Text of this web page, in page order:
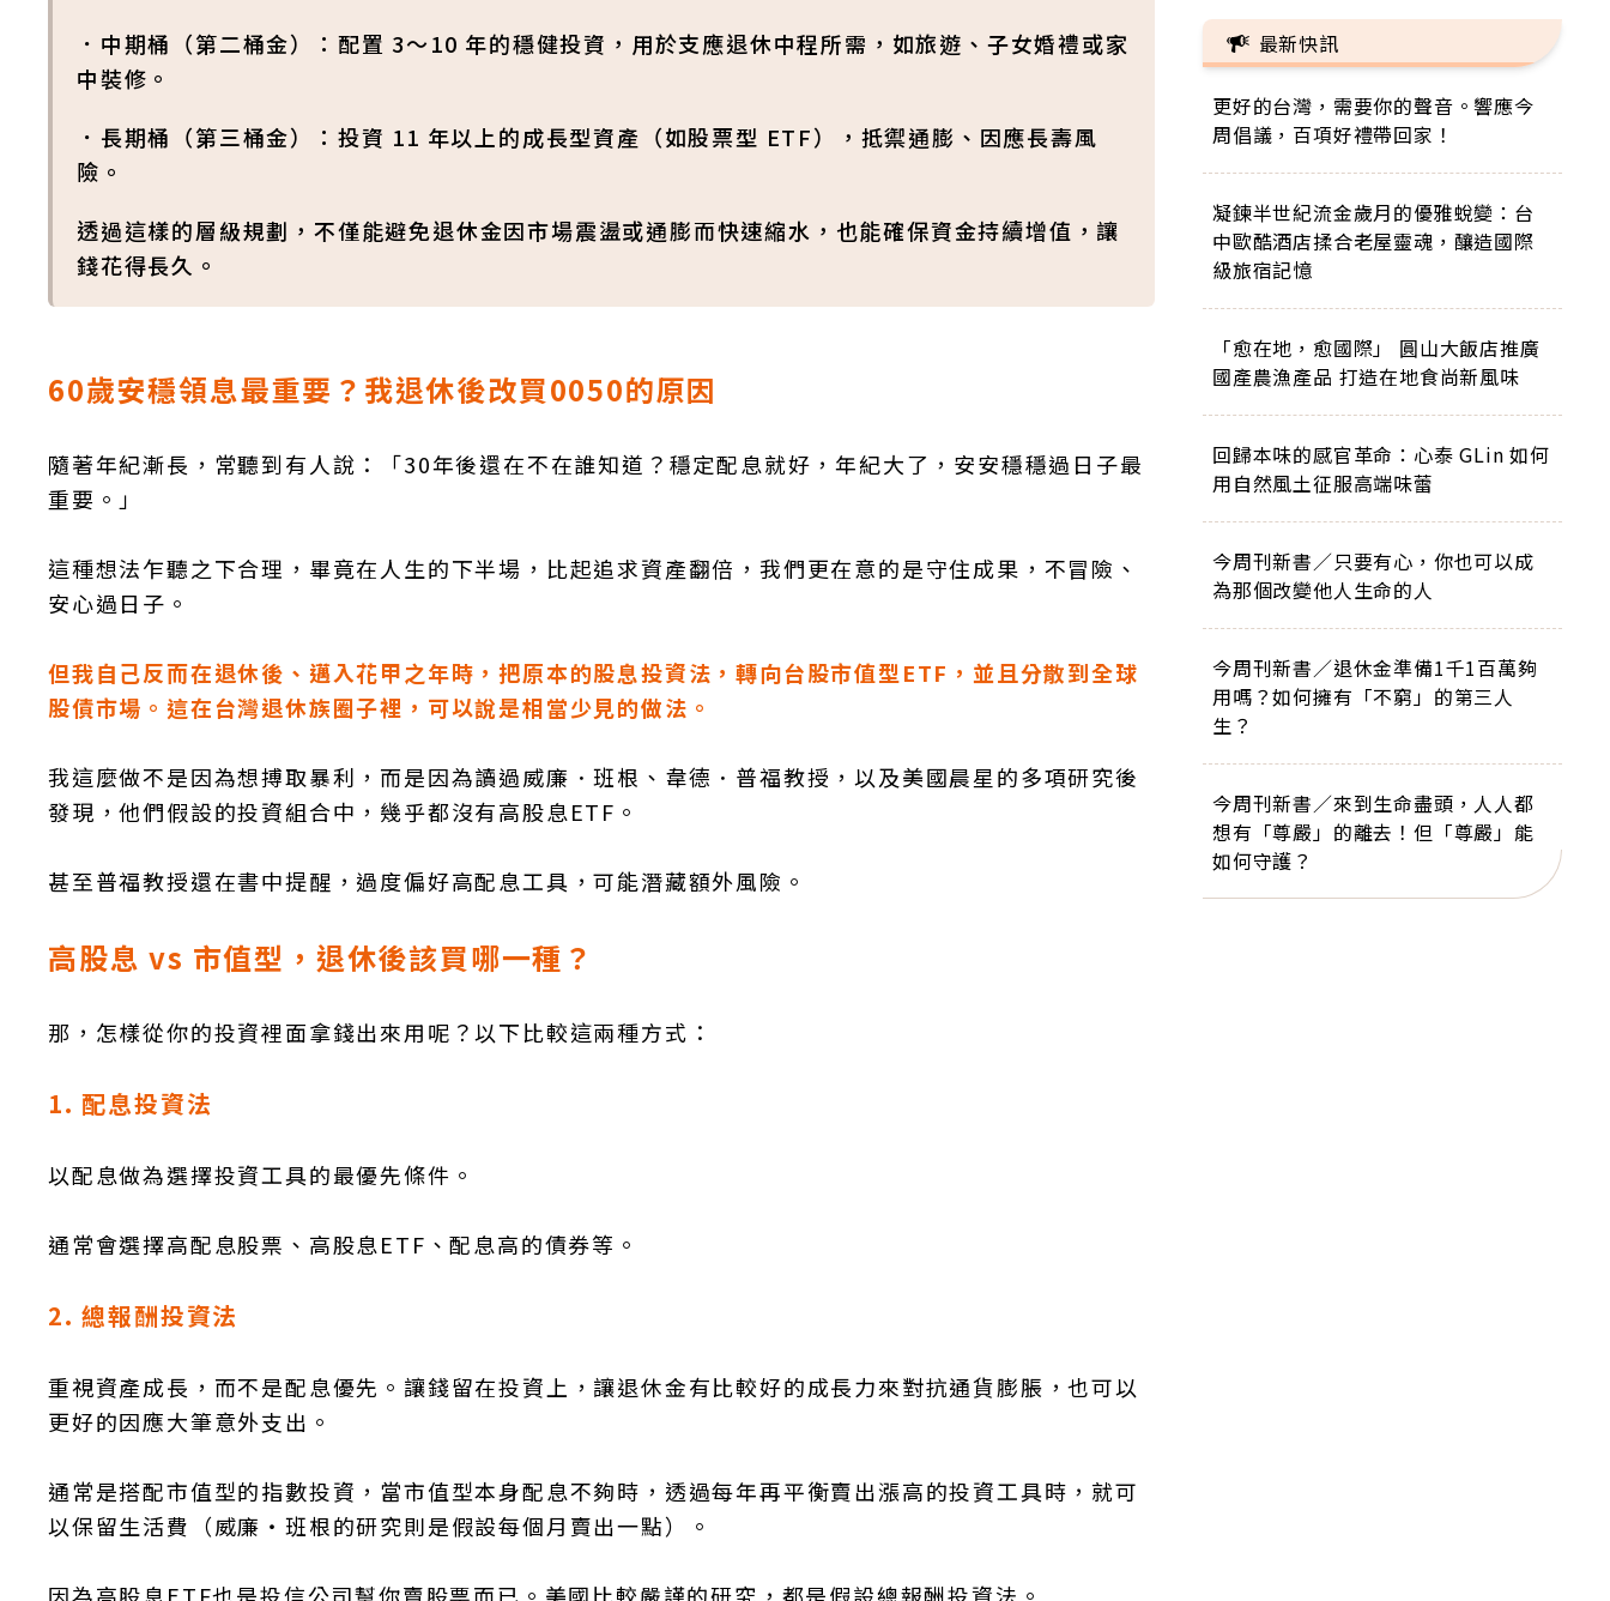
．中期桶（第二桶金）：配置 3～10 年的穩健投資，用於支應退休中程所需，如旅遊、子女婚禮或家
中裝修。
．長期桶（第三桶金）：投資 11 年以上的成長型資產（如股票型 ETF），抵禦通膨、因應長壽風
險。
透過這樣的層級規劃，不僅能避免退休金因市場震盪或通膨而快速縮水，也能確保資金持續增值，讓
錢花得長久。
60歲安穩領息最重要？我退休後改買0050的原因
隨著年紀漸長，常聽到有人說：「30年後還在不在誰知道？穩定配息就好，年紀大了，安安穩穩過日子最
重要。」
這種想法乍聽之下合理，畢竟在人生的下半場，比起追求資產翻倍，我們更在意的是守住成果，不冒險、
安心過日子。
但我自己反而在退休後、邁入花甲之年時，把原本的股息投資法，轉向台股市值型ETF，並且分散到全球
股債市場。這在台灣退休族圈子裡，可以說是相當少見的做法。
我這麼做不是因為想搏取暴利，而是因為讀過威廉．班根、韋德．普福教授，以及美國晨星的多項研究後
發現，他們假設的投資組合中，幾乎都沒有高股息ETF。
甚至普福教授還在書中提醒，過度偏好高配息工具，可能潛藏額外風險。
高股息 vs 市值型，退休後該買哪一種？
那，怎樣從你的投資裡面拿錢出來用呢？以下比較這兩種方式：
1. 配息投資法
以配息做為選擇投資工具的最優先條件。
通常會選擇高配息股票、高股息ETF、配息高的債券等。
2. 總報酬投資法
重視資產成長，而不是配息優先。讓錢留在投資上，讓退休金有比較好的成長力來對抗通貨膨脹，也可以
更好的因應大筆意外支出。
通常是搭配市值型的指數投資，當市值型本身配息不夠時，透過每年再平衡賣出漲高的投資工具時，就可
以保留生活費（威廉・班根的研究則是假設每個月賣出一點）。
最新快訊
更好的台灣，需要你的聲音。響應今
周倡議，百項好禮帶回家！
凝鍊半世紀流金歲月的優雅蛻變：台
中歐酷酒店揉合老屋靈魂，釀造國際
級旅宿記憶
「愈在地，愈國際」 圓山大飯店推廣
國產農漁產品 打造在地食尚新風味
回歸本味的感官革命：心泰 GLin 如何
用自然風土征服高端味蕾
今周刊新書／只要有心，你也可以成
為那個改變他人生命的人
今周刊新書／退休金準備1千1百萬夠
用嗎？如何擁有「不窮」的第三人
生？
今周刊新書／來到生命盡頭，人人都
想有「尊嚴」的離去！但「尊嚴」能
如何守護？